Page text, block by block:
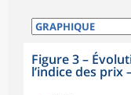
Figure 3–
l’indice des prix